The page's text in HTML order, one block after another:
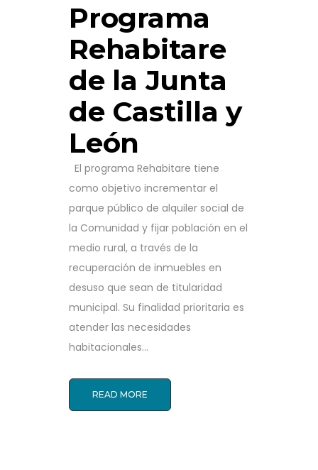
Programa
Rehabitare
de la Junta
de Castilla y
León
El programa Rehabitare tiene
como objetivo incrementar el
parque público de alquiler social de
la Comunidad y fijar población en el
medio rural, a través de la
recuperación de inmuebles en
desuso que sean de titularidad
municipal. Su finalidad prioritaria es
atender las necesidades
habitacionales...
READ MORE